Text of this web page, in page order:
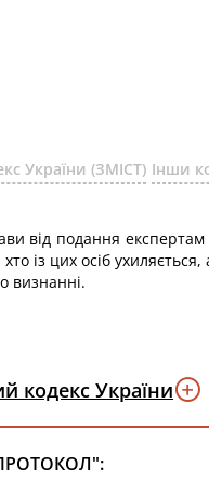
України (ЗМІСТ) Інши
від подання експертам
із цих осіб
визнанні.
кодекс України